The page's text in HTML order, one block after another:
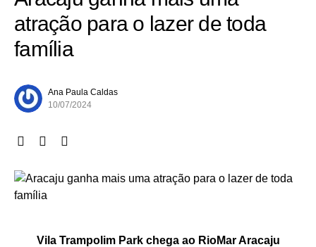
atração para o lazer de toda
família
Ana Paula Caldas
10/07/2024
Vila Trampolim Park chega ao RioMar Aracaju